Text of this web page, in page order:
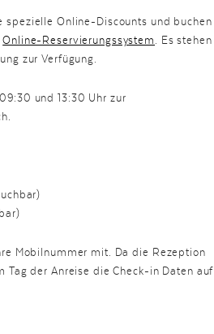
spezielle Online-Discounts und buchen
Online-Reservierungssystem
. Es stehen
zur Verfügung.
und 13:30 Uhr zur
Mobilnummer mit. Da die Rezeption
Tag der Anreise die Check-in Daten auf